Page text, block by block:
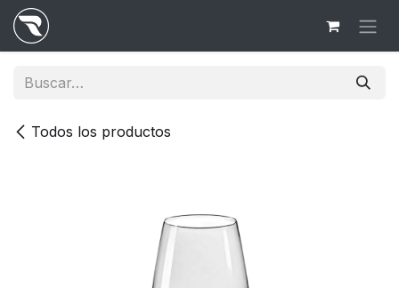
Ir al contenido
Todos los productos